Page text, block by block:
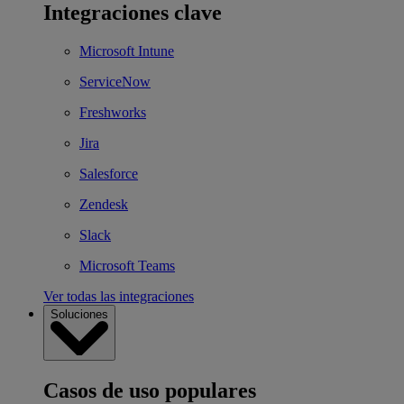
Integraciones clave
Microsoft Intune
ServiceNow
Freshworks
Jira
Salesforce
Zendesk
Slack
Microsoft Teams
Ver todas las integraciones
Soluciones
Casos de uso populares